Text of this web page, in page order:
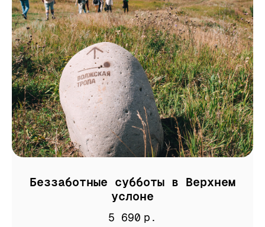
Беззаботные субботы в Верхнем
услоне
5 690 р.